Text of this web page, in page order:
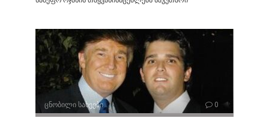
ცნობილი სახეები 0